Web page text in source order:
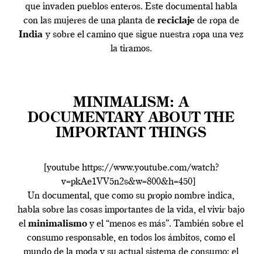
que invaden pueblos enteros. Este documental habla
con las mujeres de una planta de reciclajede ropa de
Indiay sobre el camino que sigue nuestra ropa una vez
la tiramos.
MINIMALISM: A
DOCUMENTARY ABOUT THE
IMPORTANT THINGS
[youtube https://www.youtube.com/watch?
v=pkAe1VV5n2s&w=800&h=450]
Un documental, que como su propio nombre indica,
habla sobre las cosas importantes de la vida, el vivir bajo
el minimalismoy el “menos es más”. También sobre el
consumo responsable, en todos los ámbitos, como el